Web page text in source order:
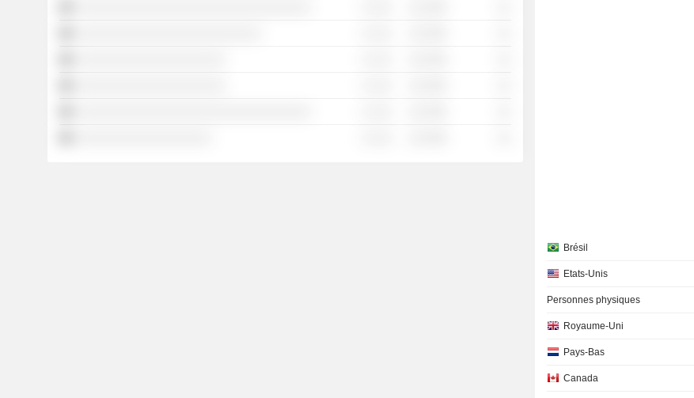
Brésil
Etats-Unis
Personnes physiques
Royaume-Uni
Pays-Bas
Canada